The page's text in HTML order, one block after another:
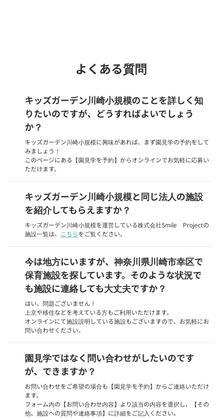
よくある質問
キッズガーデン川崎小規模のことを詳しく知
りたいのですが、どうすればよいでしょう
か？
キッズガーデン川崎小規模に興味があれば、まず園見学の予約をして
みましょう！
このページにある【園見学を予約】からオンラインでお気軽に応募い
ただけます。
キッズガーデン川崎小規模と同じ法人の施設
を紹介してもらえますか？
キッズガーデン川崎小規模を運営している株式会社Smile Projectの
施設一覧は、
こちらをご覧ください。
今は地方にいますが、神奈川県川崎市幸区で
保育施設を探しています。そのような状況で
も施設に連絡しても大丈夫ですか？
はい、問題ございません！
上京や移住などを考えている方もご利用いただけます。
オンラインにて施設説明している施設もございますので、お気軽にお
問い合わせください。
園見学ではなく問い合わせがしたいのです
が、できますか？
お問い合わせをご希望の場合も【園見学を予約】からご連絡いただけ
ます。
フォーム内の【お問い合わせ内容】より該当の内容を選択し、【その
他、施設への質問や連絡事項】に詳細をご記入ください。